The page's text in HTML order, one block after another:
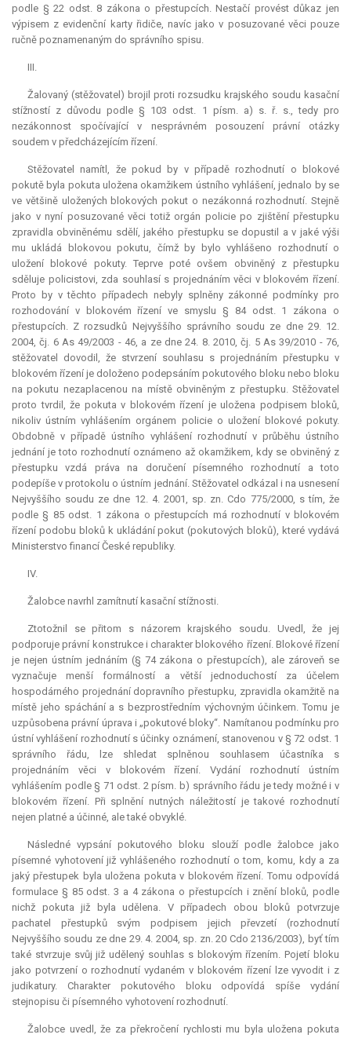
podle § 22 odst. 8 zákona o přestupcích. Nestačí provést důkaz jen
výpisem z evidenční karty řidiče, navíc jako v posuzované věci pouze
ručně poznamenaným do správního spisu.
III.
Žalovaný (stěžovatel) brojil proti rozsudku krajského soudu kasační
stížností z důvodu podle § 103 odst. 1 písm. a) s. ř. s., tedy pro
nezákonnost spočívající v nesprávném posouzení právní otázky
soudem v předcházejícím řízení.
Stěžovatel namítl, že pokud by v případě rozhodnutí o blokové
pokutě byla pokuta uložena okamžikem ústního vyhlášení, jednalo by se
ve většině uložených blokových pokut o nezákonná rozhodnutí. Stejně
jako v nyní posuzované věci totiž orgán policie po zjištění přestupku
zpravidla obviněnému sdělí, jakého přestupku se dopustil a v jaké výši
mu ukládá blokovou pokutu, čímž by bylo vyhlášeno rozhodnutí o
uložení blokové pokuty. Teprve poté ovšem obviněný z přestupku
sděluje policistovi, zda souhlasí s projednáním věci v blokovém řízení.
Proto by v těchto případech nebyly splněny zákonné podmínky pro
rozhodování v blokovém řízení ve smyslu § 84 odst. 1 zákona o
přestupcích. Z rozsudků Nejvyššího správního soudu ze dne 29. 12.
2004, čj. 6 As 49/2003 - 46, a ze dne 24. 8. 2010, čj. 5 As 39/2010 - 76,
stěžovatel dovodil, že stvrzení souhlasu s projednáním přestupku v
blokovém řízení je doloženo podepsáním pokutového bloku nebo bloku
na pokutu nezaplacenou na místě obviněným z přestupku. Stěžovatel
proto tvrdil, že pokuta v blokovém řízení je uložena podpisem bloků,
nikoliv ústním vyhlášením orgánem policie o uložení blokové pokuty.
Obdobně v případě ústního vyhlášení rozhodnutí v průběhu ústního
jednání je toto rozhodnutí oznámeno až okamžikem, kdy se obviněný z
přestupku vzdá práva na doručení písemného rozhodnutí a toto
podepíše v protokolu o ústním jednání. Stěžovatel odkázal i na usnesení
Nejvyššího soudu ze dne 12. 4. 2001, sp. zn. Cdo 775/2000, s tím, že
podle § 85 odst. 1 zákona o přestupcích má rozhodnutí v blokovém
řízení podobu bloků k ukládání pokut (pokutových bloků), které vydává
Ministerstvo financí České republiky.
IV.
Žalobce navrhl zamítnutí kasační stížnosti.
Ztotožnil se přitom s názorem krajského soudu. Uvedl, že jej
podporuje právní konstrukce i charakter blokového řízení. Blokové řízení
je nejen ústním jednáním (§ 74 zákona o přestupcích), ale zároveň se
vyznačuje menší formálností a větší jednoduchostí za účelem
hospodárného projednání dopravního přestupku, zpravidla okamžitě na
místě jeho spáchání a s bezprostředním výchovným účinkem. Tomu je
uzpůsobena právní úprava i „pokutové bloky“. Namítanou podmínku pro
ústní vyhlášení rozhodnutí s účinky oznámení, stanovenou v § 72 odst. 1
správního řádu, lze shledat splněnou souhlasem účastníka s
projednáním věci v blokovém řízení. Vydání rozhodnutí ústním
vyhlášením podle § 71 odst. 2 písm. b) správního řádu je tedy možné i v
blokovém řízení. Při splnění nutných náležitostí je takové rozhodnutí
nejen platné a účinné, ale také obvyklé.
Následné vypsání pokutového bloku slouží podle žalobce jako
písemné vyhotovení již vyhlášeného rozhodnutí o tom, komu, kdy a za
jaký přestupek byla uložena pokuta v blokovém řízení. Tomu odpovídá
formulace § 85 odst. 3 a 4 zákona o přestupcích i znění bloků, podle
nichž pokuta již byla udělena. V případech obou bloků potvrzuje
pachatel přestupků svým podpisem jejich převzetí (rozhodnutí
Nejvyššího soudu ze dne 29. 4. 2004, sp. zn. 20 Cdo 2136/2003), byť tím
také stvrzuje svůj již udělený souhlas s blokovým řízením. Pojetí bloku
jako potvrzení o rozhodnutí vydaném v blokovém řízení lze vyvodit i z
judikatury. Charakter pokutového bloku odpovídá spíše vydání
stejnopisu či písemného vyhotovení rozhodnutí.
Žalobce uvedl, že za překročení rychlosti mu byla uložena pokuta